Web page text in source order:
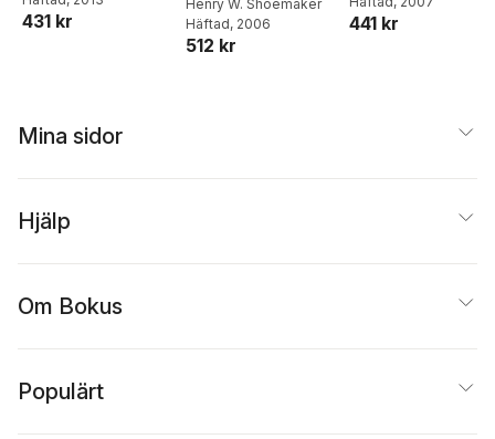
431 kr
Henry W. Shoemaker
Häftad, 2006
512 kr
441 kr
Mina sidor
Hjälp
Om Bokus
Populärt